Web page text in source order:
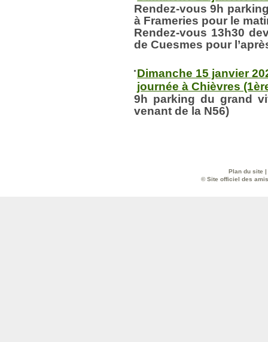
Rendez-vous9h
à Frameries pour le
Rendez-vous 13h30
de Cuesmes pour
Dimanche 15 janvier
journée à Chièvres
9h parking du grand
venant de la N56)
Plan du site |
© Site officiel des amis